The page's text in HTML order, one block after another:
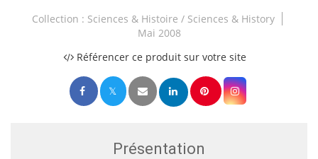
Collection : Sciences & Histoire / Sciences & History
Mai 2008
Référencer ce produit sur votre site
Présentation